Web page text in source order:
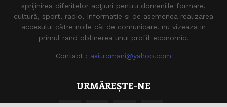
sprijinirea diferitelor acţiuni pentru domeniile formare,
cultură, sport, radio, Informaţie şi de asemenea realizarea
accesului către noile căi de comunicare. nu vizeaza in
primul rand obtinerea unui profit economic.
Contact : asii.romani@yahoo.com
URMĂREȘTE-NE